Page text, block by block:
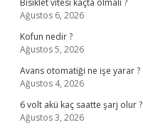
Bisiklet vitesi kaçta olmalı ?
Ağustos 6, 2026
Kofun nedir ?
Ağustos 5, 2026
Avans otomatiği ne işe yarar ?
Ağustos 4, 2026
6 volt akü kaç saatte şarj olur ?
Ağustos 3, 2026